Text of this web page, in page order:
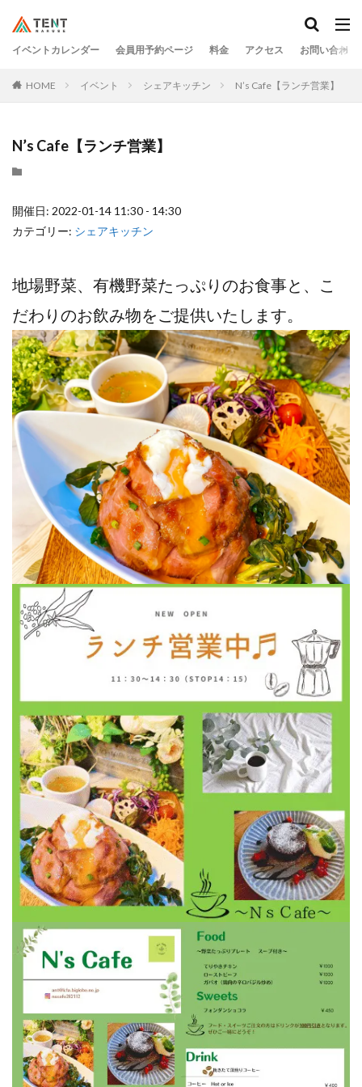
イベントカレンダー 会員用予約ページ 料金 アクセス お問い合わせ
HOME イベント シェアキッチン N’s Cafe【ランチ営業】
N’s Cafe【ランチ営業】
開催日: 2022-01-14 11:30 - 14:30
カテゴリー: シェアキッチン
地場野菜、有機野菜たっぷりのお食事と、こ
だわりのお飲み物をご提供いたします。